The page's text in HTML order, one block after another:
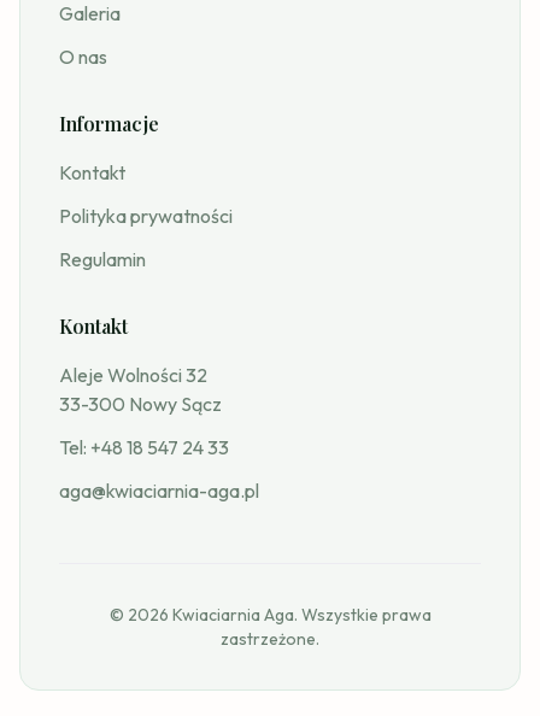
Galeria
O nas
Informacje
Kontakt
Polityka prywatności
Regulamin
Kontakt
Aleje Wolności 32
33-300 Nowy Sącz
Tel: +48 18 547 24 33
aga@kwiaciarnia-aga.pl
© 2026 Kwiaciarnia Aga. Wszystkie prawa
zastrzeżone.